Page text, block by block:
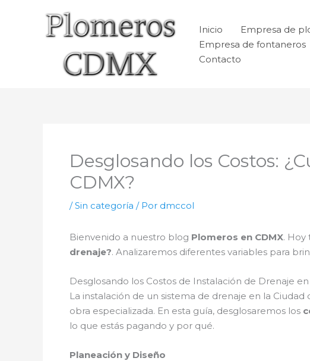
Inicio Empresa de
Empresa de fontaneros
Contacto
Desglosando los Costos:
CDMX?
/Sin categoría / Por dmccol
Bienvenido a nuestro blog Plomeros en CDMX. Hoy
drenaje?. Analizaremos diferentes variables para
Desglosando los Costos de Instalación de Drenaje
La instalación de un sistema de drenaje en la
obra especializada. En esta guía, desglosaremos los
lo que estás pagando y por qué.
Planeación y Diseño